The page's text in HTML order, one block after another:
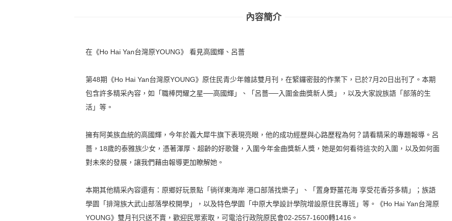
內容簡介
在《Ho Hai Yan台灣原YOUNG》 看見高國輝、呂薔
第48期《Ho Hai Yan台灣原YOUNG》原住民青少年雜誌雙月刊，在緊鑼密鼓的作業下，已於7月20日出刊了。本期
包含許多精采內容，如「職棒閃耀之星──高國輝」、「呂薔──入圍金曲獎新人獎」，以及大家說族語「部落的生
活」等。
擁有阿美族血統的高國輝，今年於義大犀牛旗下表現亮眼，他的成功經歷與心路歷程為何？請看精采的專題報導。呂
薔，18歲的泰雅族少女，憑著渾厚、超齡的好歌聲，入圍今年金曲獎新人獎，她是如何看待這次的入圍，以及如何面
對未來的發展，讓我們藉由報導更加瞭解她。
本期其他精采內容還有：原鄉好玩景點「徜徉東海岸 港口部落找樂子」、「置身野薑花海 享受花香芬多精」；族語
學園「排灣族大武山部落學校開學」，以及特色學園「中原大學設計學院增設原住民專班」等。《Ho Hai Yan台灣原
YOUNG》雙月刊只送不賣，歡迎民眾索取，可電洽行政院原民會02-2557-1600轉1416。